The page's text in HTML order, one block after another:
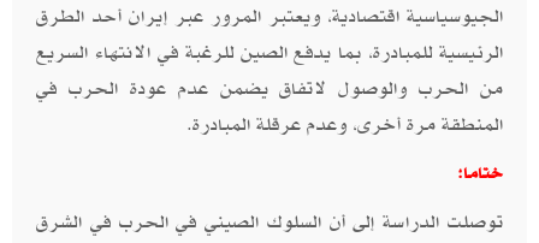
الجيوسياسية اقتصادية، ويعتبر المرور عبر إيران أحد الطرق
الرئيسية للمبادرة، بما يدفع الصين للرغبة في الانتهاء السريع
من الحرب والوصول لاتفاق يضمن عدم عودة الحرب في
المنطقة مرة أخرى، وعدم عرقلة المبادرة.
ختاما:
توصلت الدراسة إلى أن السلوك الصيني في الحرب في الشرق